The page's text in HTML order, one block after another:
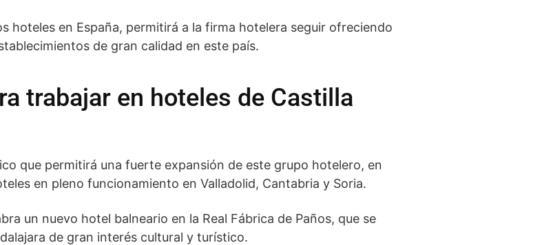
hoteles en España, permitirá a la firma hotelera seguir ofreciendo
de gran calidad en este país.
trabajar en hoteles de Castilla
que permitirá una fuerte expansión de este grupo hotelero, en
en pleno funcionamiento en Valladolid, Cantabria y Soria.
un nuevo hotel balneario en la Real Fábrica de Paños, que se
de gran interés cultural y turístico.